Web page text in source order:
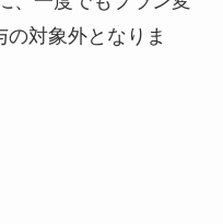
の対象外となりま